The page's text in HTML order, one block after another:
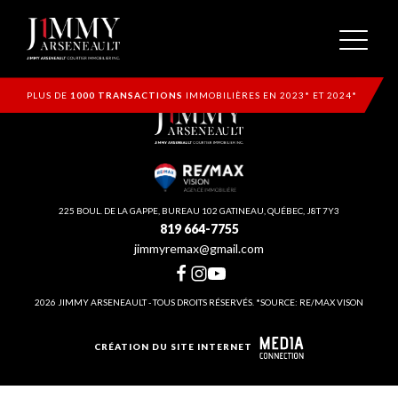
PLUS DE 1000 TRANSACTIONS IMMOBILIÈRES EN 2023* ET 2024*
225 BOUL. DE LA GAPPE, BUREAU 102 GATINEAU, QUÉBEC, J8T 7Y3
819 664-7755
jimmyremax@gmail.com
2026 JIMMY ARSENEAULT - TOUS DROITS RÉSERVÉS. *SOURCE: RE/MAX VISON
CRÉATION DU SITE INTERNET